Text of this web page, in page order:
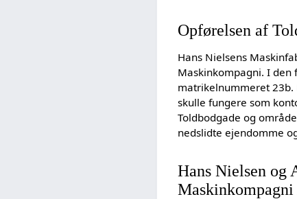
Opførelsen af
Hans Nielsens
Maskinkompagni. I
matrikelnummeret 23b.
skulle fungere som
Toldbodgade og
nedslidte ejendomme
Hans Nielsen og
Maskinkompagni